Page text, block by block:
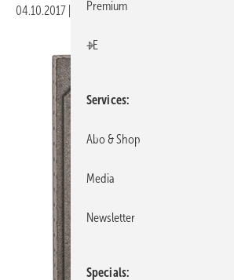
04.10.2017 Veröffentlicht in
Premium
+E
Services
Abo & Shop
Media
Newsletter
Specials